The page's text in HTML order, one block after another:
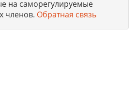
на саморегулируемые
членов. Обратная связь